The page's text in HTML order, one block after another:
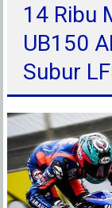
14 Ribu
UB150
Subur